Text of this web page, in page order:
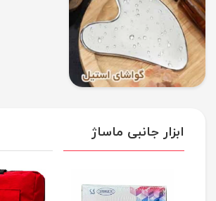
ابزار جانبی ماساژ